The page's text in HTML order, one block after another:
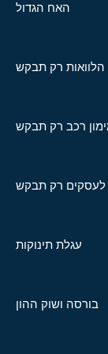
האח הגדול
הלוואות רק תבקש
רכב רק תבקש
לעסקים רק תבקש
עגלת תינוקות
בורסה ושוק ההון